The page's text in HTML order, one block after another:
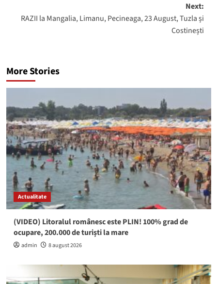
Next:
RAZII la Mangalia, Limanu, Pecineaga, 23 August, Tuzla și
Costinești
More Stories
Actualitate
(VIDEO) Litoralul românesc este PLIN! 100% grad de
ocupare, 200.000 de turiști la mare
admin 8 august 2026